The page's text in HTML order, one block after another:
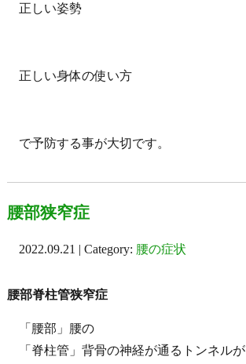
正しい姿勢
正しい身体の使い方
で予防する事が大切です。
腰部狭窄症
2022.09.21 | Category: 腰の症状
腰部脊柱管狭窄症
「腰部」腰の
「脊柱管」背骨の神経が通るトンネルが